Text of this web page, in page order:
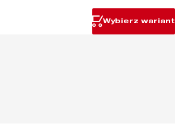
Wybierz wariant